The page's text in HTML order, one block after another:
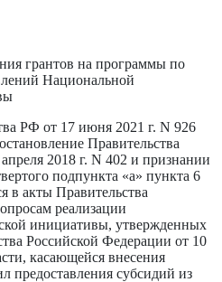
грантов на программы по
Национальной
РФ от 17 июня 2021 г. N 926
Правительства
2018 г. N 402 и признании
подпункта «а» пункта 6
в акты Правительства
реализации
инициативы, утвержденных
Российской Федерации от 10
касающейся внесения
предоставления субсидий из